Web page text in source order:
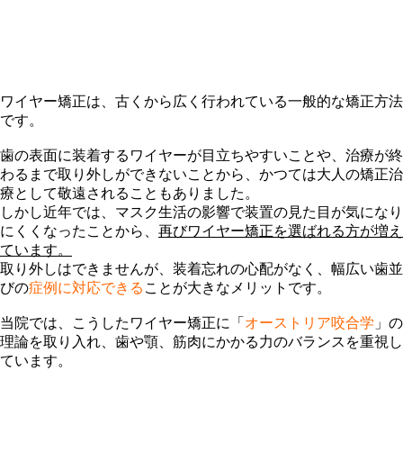
ワイヤー矯正は、古くから広く行われている一般的な矯正方法
です。
歯の表面に装着するワイヤーが目立ちやすいことや、治療が終
わるまで取り外しができないことから、かつては大人の矯正治
療として敬遠される こともありました。
しかし近年では、マスク生活の影響で装置の見た目が気になり
にくくなったことから、 再びワイヤー矯正を選ばれる方が増え
ています。
取り外しはできませんが、装着忘れの心配がなく、幅広い歯並
びの症例に対応できる ことが大きなメリットです。
当院では、こうしたワイヤー矯正に「 オーストリア咬合学 」の
理論を取り入れ、歯や顎、筋肉にかかる力のバランスを重視し
ています。